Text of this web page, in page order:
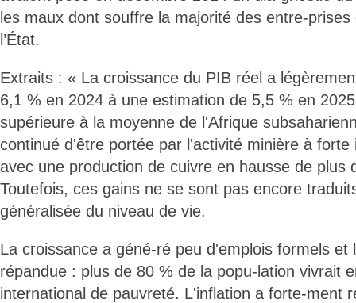
les maux dont souffre la majorité des entre-
l’État.
Extraits : « La croissance du PIB réel a
6,1 % en 2024 à une estimation de 5,5 % en
supérieure à la moyenne de l'Afrique
continué d'être portée par l'activité minière à forte
avec une production de cuivre en hausse de plus
Toutefois, ces gains ne se sont pas encore
généralisée du niveau de vie.
La croissance a géné-ré peu d'emplois formels et
répandue : plus de 80 % de la popu-lation vivrait
international de pauvreté. L'inflation a forte-ment